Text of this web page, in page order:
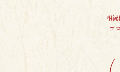
相続
プ